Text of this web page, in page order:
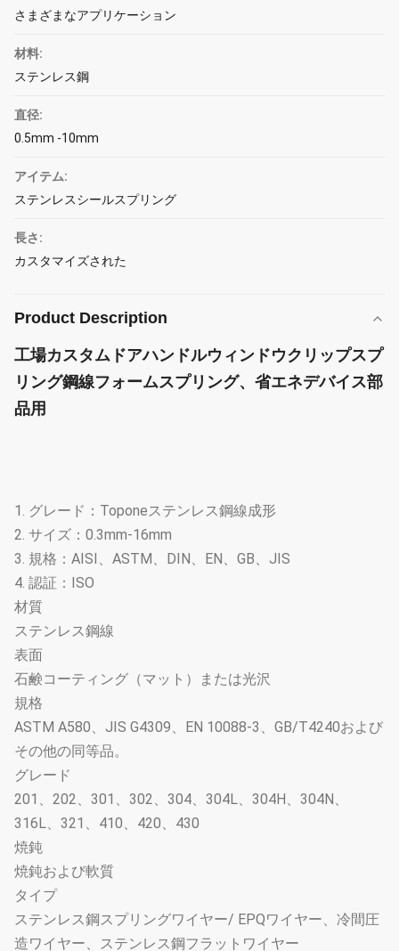
さまざまなアプリケーション
材料:
ステンレス鋼
直径:
0.5mm -10mm
アイテム:
ステンレスシールスプリング
長さ:
カスタマイズされた
Product Description
工場カスタムドアハンドルウィンドウクリップスプ
リング鋼線フォームスプリング、省エネデバイス部
品用
1. グレード：Toponeステンレス鋼線成形
2. サイズ：0.3mm-16mm
3. 規格：AISI、ASTM、DIN、EN、GB、JIS
4. 認証：ISO
材質
ステンレス鋼線
表面
石鹸コーティング（マット）または光沢
規格
ASTM A580、JIS G4309、EN 10088-3、GB/T4240および
その他の同等品。
グレード
201、202、301、302、304、304L、304H、304N、
316L、321、410、420、430
焼鈍
焼鈍および軟質
タイプ
ステンレス鋼スプリングワイヤー/ EPQワイヤー、冷間圧
造ワイヤー、ステンレス鋼フラットワイヤー